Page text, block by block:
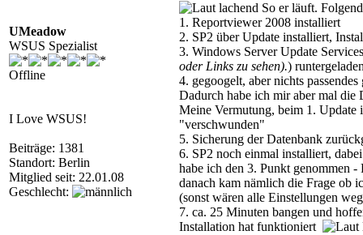
UMeadow
WSUS Spezialist
Offline
I Love WSUS!
Beiträge: 1381
Standort: Berlin
Mitglied seit: 22.01.08
Geschlecht:
So er läuft.
1. Reportviewer 2008 installiert
2. SP2 über Update installiert,
3. Windows Server Update
oder Links zu sehen).)
4. gegoogelt, aber nichts
Dadurch habe ich mir aber mal die
Meine Vermutung, beim 1. Update
"verschwunden"
5. Sicherung der Datenbank
6. SP2 noch einmal installiert,
habe ich den 3. Punkt genommen
danach kam nämlich die Frage ob
(sonst wären alle Einstellungen
7. ca. 25 Minuten bangen und
Installation hat funktioniert